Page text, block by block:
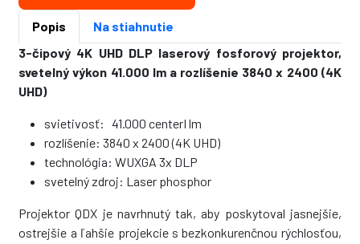
Popis
Na stiahnutie
3-čipový 4K UHD DLP laserový fosforový projektor,
svetelný výkon 41.000 lm a rozlíšenie 3840 x 2400 (4K
UHD)
svietivosť: 41.000 centerI lm
rozlíšenie: 3840 x 2400 (4K UHD)
technológia: WUXGA 3x DLP
svetelný zdroj: Laser phosphor
Projektor QDX je navrhnutý tak, aby poskytoval jasnejšie,
ostrejšie a ľahšie projekcie s bezkonkurenčnou rýchlosťou,